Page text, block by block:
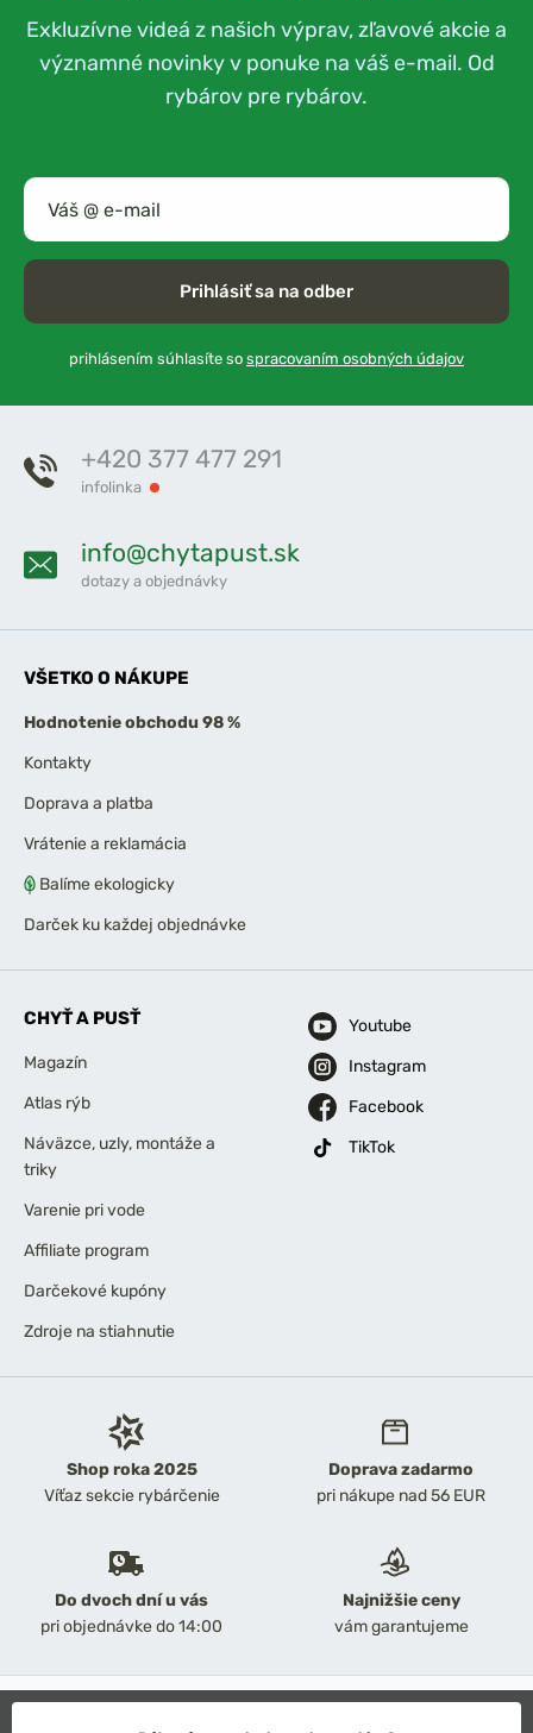
Exkluzívne videá z našich výprav, zľavové akcie a
významné novinky v ponuke na váš e-mail. Od
rybárov pre rybárov.
Prihlásiť sa na odber
prihlásením súhlasíte so spracovaním osobných údajov
Shop roka 2025
Víťaz sekcie rybárčenie
Doprava zadarmo
pri nákupe nad 56 EUR
Do dvoch dní u vás
pri objednávke do 14:00
Najnižšie ceny
vám garantujeme
+420 377 477 291
infolinka
info@chytapust.sk
dotazy a objednávky
VŠETKO O NÁKUPE
Hodnotenie obchodu 98 %
Kontakty
Doprava a platba
Vrátenie a reklamácia
Balíme ekologicky
Darček ku každej objednávke
CHYŤ A PUSŤ
Magazín
Atlas rýb
Náväzce, uzly, montáže a
triky
Varenie pri vode
Affiliate program
Darčekové kupóny
Zdroje na stiahnutie
Youtube
Instagram
Facebook
TikTok